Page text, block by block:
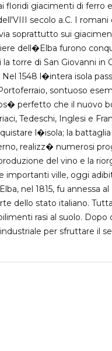
floridi giacimenti di ferro
secolo a.C. I
soprattutto sui
dell�Elba furono
torre di San Giovanni in
Nel 1548 l�intera isola
sontuoso
perfetto che il nuovo
Tedeschi, Inglesi e
l�isola; la
realizz� numerosi
del vino e la
importanti ville, oggi
nel 1815, fu annessa
dello stato italiano.
rasi al suolo.
industriale per sfruttare il